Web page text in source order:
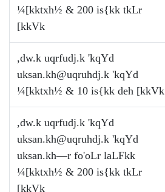
¼[kktxh½ & 200 is{kk tkLr
[kkVk
,dw.k uqrfudj.k 'kqYd
uksan.kh@uqruhdj.k 'kqYd
¼[kktxh½ & 10 is{kk deh [kkVk
,dw.k uqrfudj.k 'kqYd
uksan.kh@uqruhdj.k 'kqYd
uksan.kh—r fo'oLr laLFkk
¼[kktxh½ & 200 is{kk tkLr
[kkVk